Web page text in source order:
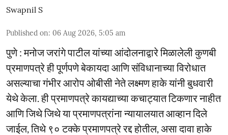
Swapnil S
Published on: 06 Aug 2026, 5:05 am
पुणे : मनोज जरांगे पाटील यांच्या आंदोलनाद्वारे मिळालेली कुणबी
प्रमाणपत्रे ही पूर्णपणे बेकायदा आणि संविधानाच्या विरोधात
असल्याचा गंभीर आरोप ओबीसी नेते लक्ष्मण हाके यांनी बुधवारी
येथे केला. ही प्रमाणपत्रे कायद्याच्या कचाट्यात टिकणार नाहीत
आणि जिथे जिथे या प्रमाणपत्रांना न्यायालयात आव्हान दिले
जाईल, तिथे ९० टक्के प्रमाणपत्रे रद्द होतील, असा दावा हाके